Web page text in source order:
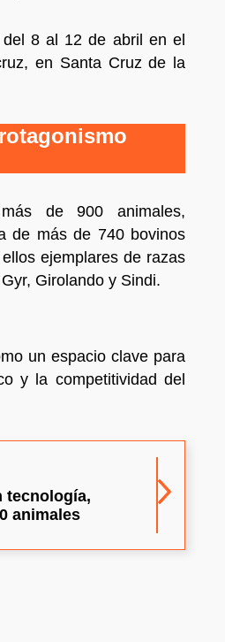
8 al 12 de abril en el
en Santa Cruz de la
de 900 animales,
de más de 740 bovinos
ejemplares de razas
Girolando y Sindi.
un espacio clave para
y la competitividad del
tecnología,
animales